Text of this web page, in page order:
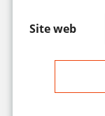
Site web